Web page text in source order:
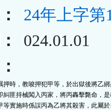
24年上字第
024.01.01
押時，教唆押犯甲等，於出獄後將乙
糾匪持械闖入丙家，將丙轟擊斃命，
等實施時係誤丙為乙將其殺害，此屬